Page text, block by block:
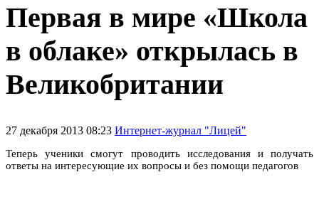
Первая в мире «Школа
в облаке» открылась в
Великобритании
27 декабря 2013 08:23 Интернет-журнал "Лицей"
Теперь ученики смогут проводить исследования и получать
ответы на интересующие их вопросы и без помощи педагогов